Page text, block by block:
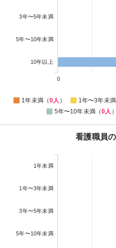
3年〜5年未満
5年〜10年未満
10年以上
0
1年未満（0人 ） 1年〜3年未
5年〜10年未満（0人 ）
看護職員
1年未満
1年〜3年未満
3年〜5年未満
5年〜10年未満